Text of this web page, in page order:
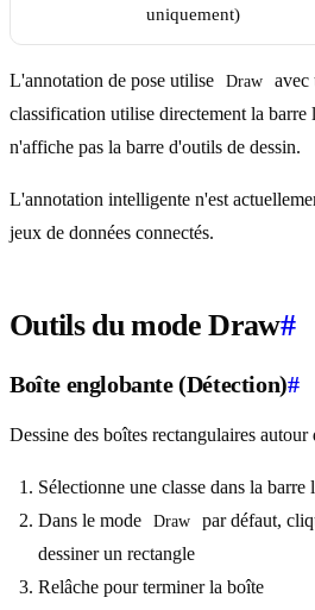
uniquement)
L'annotation de pose utilise Draw
avec
classification utilise directement la barre
n'affiche pas la barre d'outils de dessin.
L'annotation intelligente n'est
jeux de données connectés.
Outils du mode Draw#
Boîte englobante (Détection)#
Dessine des boîtes rectangulaires autour
Sélectionne une classe dans la barre
Dans le mode
Draw
par défaut,
dessiner un rectangle
Relâche pour terminer la boîte